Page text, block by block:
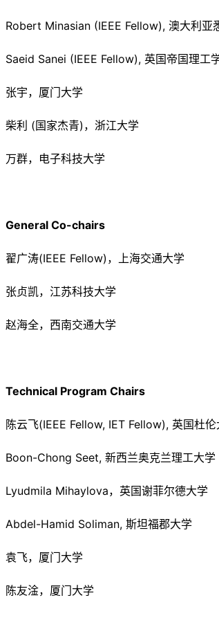
Robert Minasian (IEEE Fellow), 澳大利亚
Saeid Sanei (IEEE Fellow), 英国帝国理工
张宇，厦门大学
柴利 (国家杰青)，浙江大学
万群，电子科技大学
General Co-chairs
翟广涛(IEEE Fellow)，上海交通大学
张贞凯，江苏科技大学
赵海全，西南交通大学
Technical Program Chairs
陈云飞(IEEE Fellow, IET Fellow), 英国杜伦
Boon-Chong Seet, 新西兰奥克兰理工大学
Lyudmila Mihaylova，英国谢菲尔德大学
Abdel-Hamid Soliman, 斯坦福郡大学
袁飞，厦门大学
陈友淦，厦门大学